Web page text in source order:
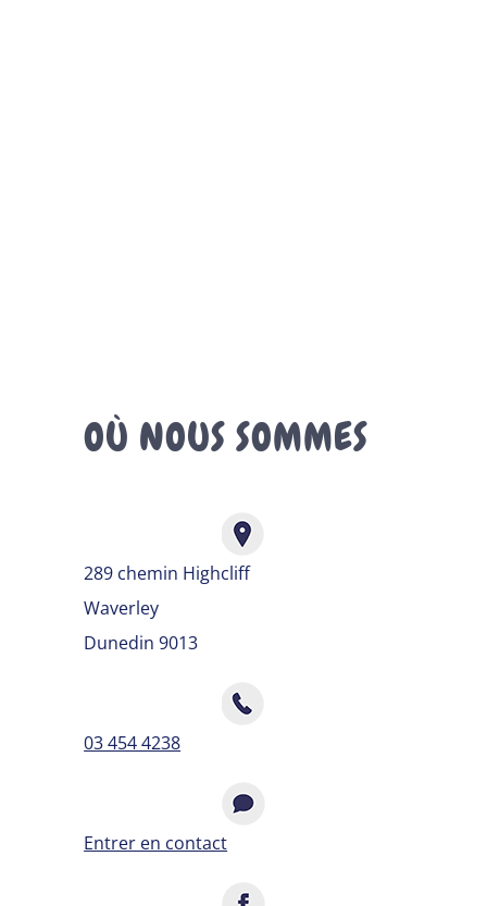
OÙ NOUS SOMMES
289 chemin Highcliff
Waverley
Dunedin 9013
03 454 4238
Entrer en contact